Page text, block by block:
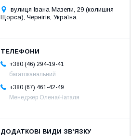
вулиця Івана Мазепи, 29 (колишня
Щорса), Чернігів, Україна
+380 (46) 294-19-41
багатоканальний
+380 (67) 461-42-49
Менеджер Олена/Наталя